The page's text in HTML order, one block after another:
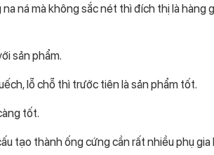
ná mà không sắc nét thì đích thị là hàng
sản phẩm.
lỗ chỗ thì trước tiên là sản phẩm tốt.
tốt.
tạo thành ống cứng cần rất nhiều phụ gia